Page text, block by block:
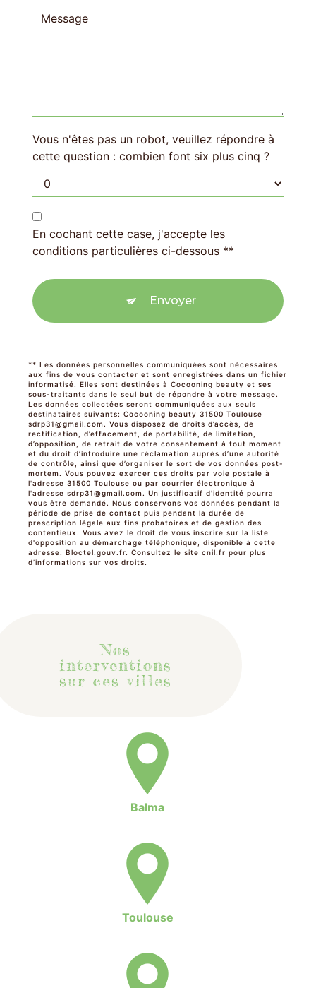
Vous n'êtes pas un robot, veuillez répondre à
cette question : combien font six plus cinq ?
En cochant cette case, j'accepte les
conditions particulières ci-dessous **
Envoyer
** Les données personnelles communiquées sont nécessaires
aux fins de vous contacter et sont enregistrées dans un fichier
informatisé. Elles sont destinées à Cocooning beauty et ses
sous-traitants dans le seul but de répondre à votre message.
Les données collectées seront communiquées aux seuls
destinataires suivants: Cocooning beauty 31500 Toulouse
sdrp31@gmail.com. Vous disposez de droits d’accès, de
rectification, d’effacement, de portabilité, de limitation,
d’opposition, de retrait de votre consentement à tout moment
et du droit d’introduire une réclamation auprès d’une autorité
de contrôle, ainsi que d’organiser le sort de vos données post-
mortem. Vous pouvez exercer ces droits par voie postale à
l'adresse 31500 Toulouse ou par courrier électronique à
l'adresse sdrp31@gmail.com. Un justificatif d'identité pourra
vous être demandé. Nous conservons vos données pendant la
période de prise de contact puis pendant la durée de
prescription légale aux fins probatoires et de gestion des
contentieux. Vous avez le droit de vous inscrire sur la liste
d'opposition au démarchage téléphonique, disponible à cette
adresse: Bloctel.gouv.fr. Consultez le site cnil.fr pour plus
d’informations sur vos droits.
Nos
interventions
sur ces villes
Balma
Toulouse